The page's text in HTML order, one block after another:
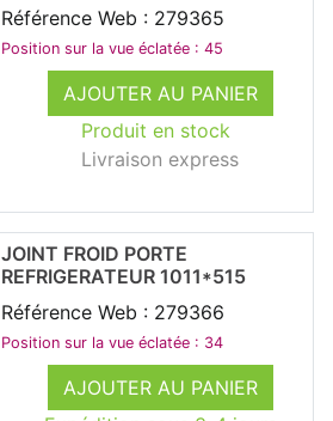
AJOUTER AU PANIER
Produit en stock
Livraison express
Référence Web : 279365
Position sur la vue éclatée : 45
AJOUTER AU PANIER
JOINT FROID PORTE
REFRIGERATEUR 1011*515
Référence Web : 279366
Position sur la vue éclatée : 34